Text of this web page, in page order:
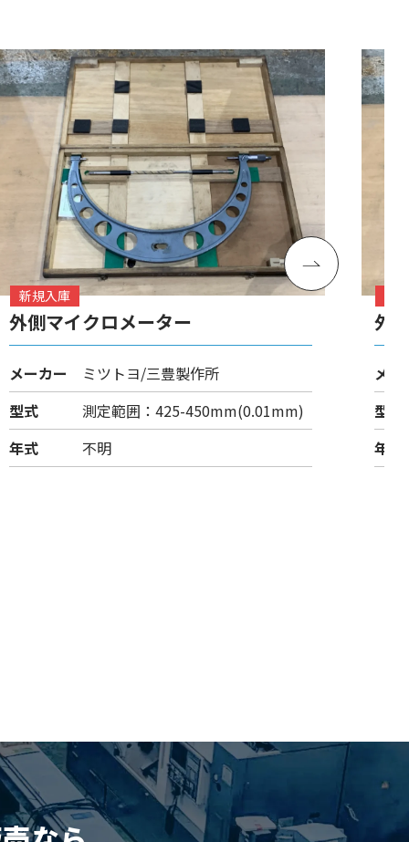
新規入庫
外側マイクロメーター
メーカー
ミツトヨ/三豊製作所
型式
測定範囲：425-450mm(0.01mm)
年式
不明
外
メー
型式
年式